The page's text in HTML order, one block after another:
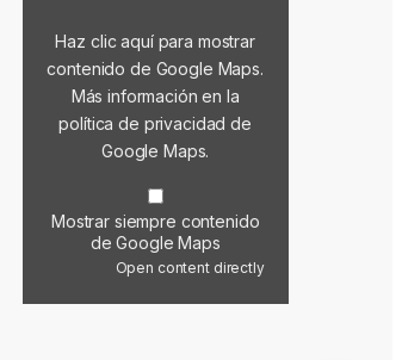
Haz clic aquí para mostrar
contenido de Google Maps.
Más información en la
política de privacidad de
Google Maps.
Mostrar siempre contenido
de Google Maps
Open content directly